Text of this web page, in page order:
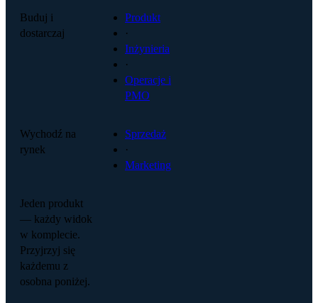
Buduj i
dostarczaj
Produkt
·
Inżynieria
·
Operacje i
PMO
Wychodź na
rynek
Sprzedaż
·
Marketing
Jeden produkt
— każdy widok
w komplecie.
Przyjrzyj się
każdemu z
osobna poniżej.